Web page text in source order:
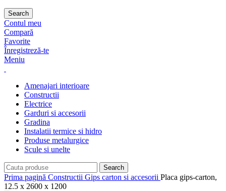
Search
Contul meu
Compară
Favorite
Înregistreză-te
Meniu
Amenajari interioare
Constructii
Electrice
Garduri si accesorii
Gradina
Instalatii termice si hidro
Produse metalurgice
Scule si unelte
Search
Prima pagină Constructii Gips carton si accesorii Placa gips-carton,
12.5 x 2600 x 1200